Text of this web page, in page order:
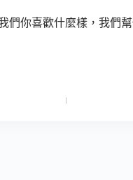
們你喜歡什麼樣，我們